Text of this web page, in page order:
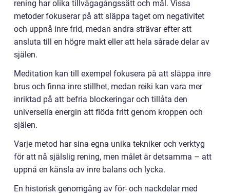
rening har olika tillvägagångssätt och mål. Vissa
metoder fokuserar på att släppa taget om negativitet
och uppnå inre frid, medan andra strävar efter att
ansluta till en högre makt eller att hela sårade delar av
själen.
Meditation kan till exempel fokusera på att släppa inre
brus och finna inre stillhet, medan reiki kan vara mer
inriktad på att befria blockeringar och tillåta den
universella energin att flöda fritt genom kroppen och
själen.
Varje metod har sina egna unika tekniker och verktyg
för att nå själslig rening, men målet är detsamma – att
uppnå en känsla av inre balans och lycka.
En historisk genomgång av för- och nackdelar med